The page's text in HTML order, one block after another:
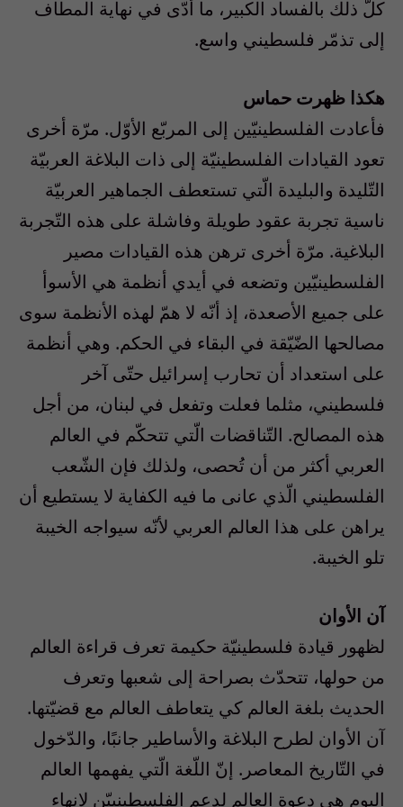
كلّ ذلك بالفساد الكبير، ما أدّى في نهاية المطاف
إلى تذمّر فلسطيني واسع.
هكذا ظهرت حماس
فأعادت الفلسطينيّين إلى المربّع الأوّل. مرّة أخرى
تعود القيادات الفلسطينيّة إلى ذات البلاغة العربيّة
التّليدة والبليدة الّتي تستعطف الجماهير العربيّة
ناسية تجربة عقود طويلة وفاشلة على هذه التّجربة
البلاغية. مرّة أخرى ترهن هذه القيادات مصير
الفلسطينيّين وتضعه في أيدي أنظمة هي الأسوأ
على جميع الأصعدة، إذ أنّه لا همّ لهذه الأنظمة سوى
مصالحها الضّيّقة في البقاء في الحكم. وهي أنظمة
على استعداد أن تحارب إسرائيل حتّى آخر
فلسطيني، مثلما فعلت وتفعل في لبنان، من أجل
هذه المصالح. التّناقضات الّتي تتحكّم في العالم
العربي أكثر من أن تُحصى، ولذلك فإن الشّعب
الفلسطيني الّذي عانى ما فيه الكفاية لا يستطيع أن
يراهن على هذا العالم العربي لأنّه سيواجه الخيبة
تلو الخيبة.
آن الأوان
لظهور قيادة فلسطينيّة حكيمة تعرف قراءة العالم
من حولها، تتحدّث بصراحة إلى شعبها وتعرف
الحديث بلغة العالم كي يتعاطف العالم مع قضيّتها.
آن الأوان لطرح البلاغة والأساطير جانبًا، والدّخول
في التّاريخ المعاصر. إنّ اللّغة الّتي يفهمها العالم
اليوم هي دعوة العالم لدعم الفلسطينييّن لانهاء